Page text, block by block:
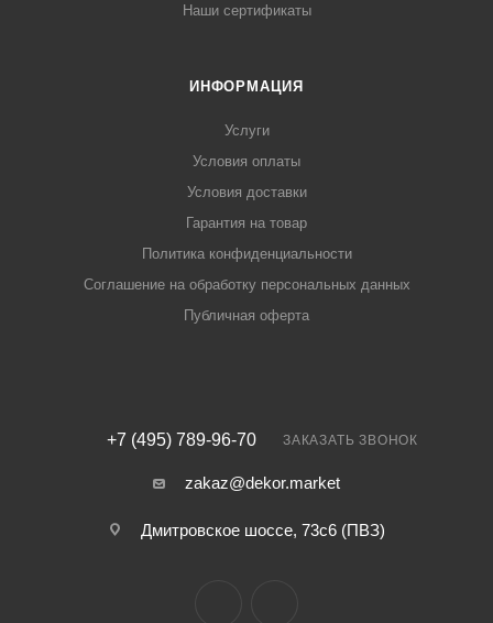
Наши сертификаты
ИНФОРМАЦИЯ
Услуги
Условия оплаты
Условия доставки
Гарантия на товар
Политика конфиденциальности
Соглашение на обработку персональных данных
Публичная оферта
+7 (495) 789-96-70 ЗАКАЗАТЬ ЗВОНОК
zakaz@dekor.market
Дмитровское шоссе, 73с6 (ПВЗ)